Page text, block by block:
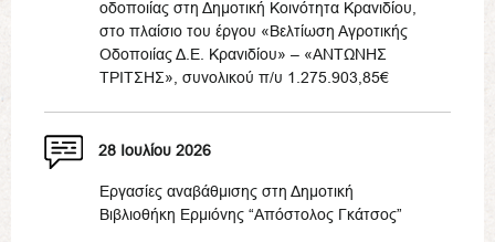
οδοποιίας στη Δημοτική Κοινότητα Κρανιδίου,
στο πλαίσιο του έργου «Βελτίωση Αγροτικής
Οδοποιίας Δ.Ε. Κρανιδίου» – «ΑΝΤΩΝΗΣ
ΤΡΙΤΣΗΣ», συνολικού π/υ 1.275.903,85€
28 Ιουλίου 2026
Εργασίες αναβάθμισης στη Δημοτική
Βιβλιοθήκη Ερμιόνης “Απόστολος Γκάτσος”